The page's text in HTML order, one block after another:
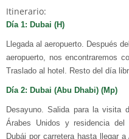
Itinerario:
Día 1: Dubai (H)
Llegada al aeropuerto. Después
aeropuerto, nos encontraremos
Traslado al hotel. Resto del día
Día 2: Dubai (Abu Dhabi) (Mp)
Desayuno. Salida para la visita
Árabes Unidos y residencia del
Dubái por carretera hasta llegar